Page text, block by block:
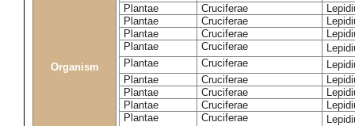
Organism
Plantae
Cruciferae
Plantae
Cruciferae
Plantae
Cruciferae
Plantae
Cruciferae
Plantae
Cruciferae
Plantae
Cruciferae
Plantae
Cruciferae
Plantae
Cruciferae
Plantae
Cruciferae